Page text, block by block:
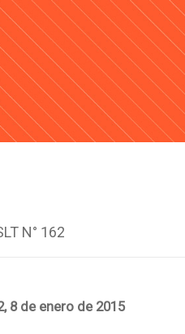
N° 162
8 de enero de 2015